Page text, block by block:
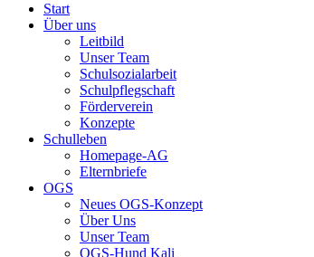
Start
Über uns
Leitbild
Unser Team
Schulsozialarbeit
Schulpflegschaft
Förderverein
Konzepte
Schulleben
Homepage-AG
Elternbriefe
OGS
Neues OGS-Konzept
Über Uns
Unser Team
OGS-Hund Kali